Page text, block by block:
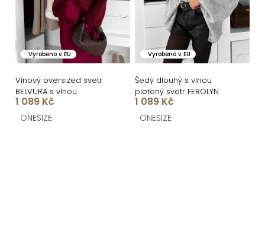
Vyrobeno v EU
Vínový oversized svetr
BELVURA s vlnou
1 089 Kč
ONESIZE
Vyrobeno v EU
Šedý dlouhý s vlnou
pletený svetr FEROLYN
1 089 Kč
ONESIZE